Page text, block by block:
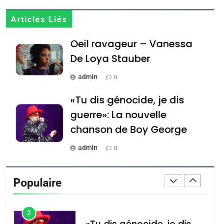
Articles Liés
Oeil ravageur – Vanessa
De Loya Stauber
admin 0
«Tu dis génocide, je dis
guerre»: La nouvelle
chanson de Boy George
admin 0
Tout sur la Nostalgie
נשיא המדינה יצחק
Accords d’Isaac: l’alliance
Populaire
Zrihen-Dvir
7
Jacques Hadida
JUDAISME
Maroc : Les amandes de
Tafraout, le miel de Tadla
Azilal consacrés produits
du terroir
2